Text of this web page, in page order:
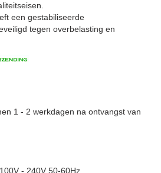
een gestabiliseerde
tegen overbelasting en
1 - 2 werkdagen na ontvangst van
- 240V 50-60Hz